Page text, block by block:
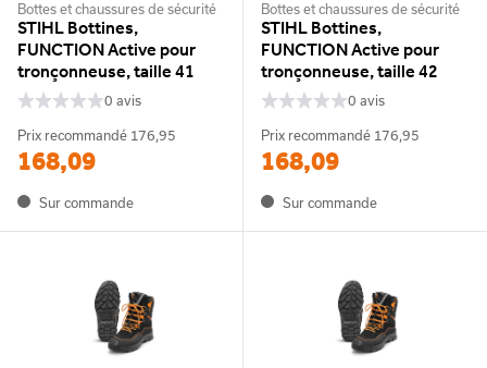
Bottes et chaussures de sécurité
STIHL Bottines,
FUNCTION Active pour
tronçonneuse, taille 41
0 avis
Prix recommandé 176,95
168,09
Sur commande
Bottes et chaussures de sécurité
STIHL Bottines,
FUNCTION Active pour
tronçonneuse, taille 42
0 avis
Prix recommandé 176,95
168,09
Sur commande